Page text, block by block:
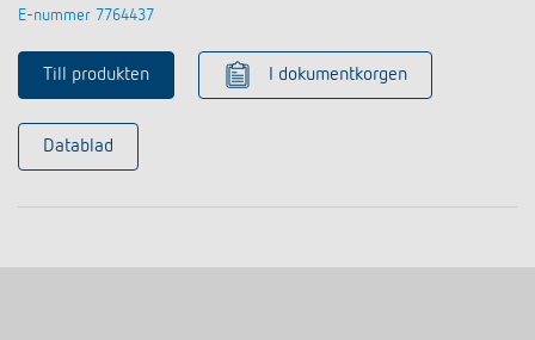
E-nummer 7764437
Till produkten I dokumentkorgen
Datablad